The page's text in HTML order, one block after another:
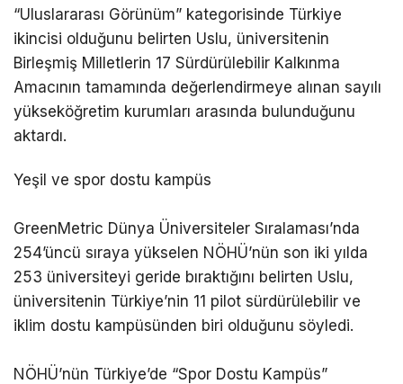
“Uluslararası Görünüm” kategorisinde Türkiye
ikincisi olduğunu belirten Uslu, üniversitenin
Birleşmiş Milletlerin 17 Sürdürülebilir Kalkınma
Amacının tamamında değerlendirmeye alınan sayılı
yükseköğretim kurumları arasında bulunduğunu
aktardı.
Yeşil ve spor dostu kampüs
GreenMetric Dünya Üniversiteler Sıralaması’nda
254’üncü sıraya yükselen NÖHÜ’nün son iki yılda
253 üniversiteyi geride bıraktığını belirten Uslu,
üniversitenin Türkiye’nin 11 pilot sürdürülebilir ve
iklim dostu kampüsünden biri olduğunu söyledi.
NÖHÜ’nün Türkiye’de “Spor Dostu Kampüs”